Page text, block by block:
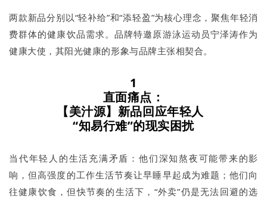
两款新品分别以“轻补给”和“添轻盈”为核心理念，聚焦年轻消
费群体的健康饮品需求。品牌特邀原游泳运动员宁泽涛作为
健康大使，其阳光健康的形象与品牌主张相契合。
1
直面痛点：
【美汁源】新品回应年轻人
“知易行难”的现实困扰
当代年轻人的生活充满矛盾：他们深知熬夜可能带来的影
响，但高强度的工作生活节奏让早睡早起成为难题；他们向
往健康饮食，但快节奏的生活下，“外卖”仍是无法回避的选